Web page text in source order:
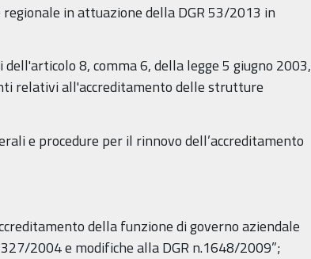
in attuazione della DGR 53/2013 in
8, comma 6, della legge 5 giugno 2003,
relativi all'accreditamento delle strutture
e procedure per il rinnovo dell’accreditamento
della funzione di governo aziendale
2004 e modifiche alla DGR n.1648/2009”;